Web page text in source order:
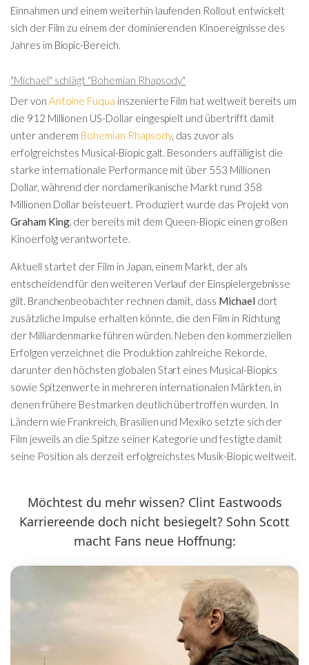
Einnahmen und einem weiterhin laufenden Rollout entwickelt
sich der Film zu einem der dominierenden Kinoereignisse des
Jahres im Biopic-Bereich.
"Michael" schlägt "Bohemian Rhapsody"
Der von Antoine Fuqua inszenierte Film hat weltweit bereits um
die 912 Millionen US-Dollar eingespielt und übertrifft damit
unter anderem Bohemian Rhapsody, das zuvor als
erfolgreichstes Musical-Biopic galt. Besonders auffällig ist die
starke internationale Performance mit über 553 Millionen
Dollar, während der nordamerikanische Markt rund 358
Millionen Dollar beisteuert. Produziert wurde das Projekt von
Graham King, der bereits mit dem Queen-Biopic einen großen
Kinoerfolg verantwortete.
Aktuell startet der Film in Japan, einem Markt, der als
entscheidend für den weiteren Verlauf der Einspielergebnisse
gilt. Branchenbeobachter rechnen damit, dass Michael dort
zusätzliche Impulse erhalten könnte, die den Film in Richtung
der Milliardenmarke führen würden. Neben den kommerziellen
Erfolgen verzeichnet die Produktion zahlreiche Rekorde,
darunter den höchsten globalen Start eines Musical-Biopics
sowie Spitzenwerte in mehreren internationalen Märkten, in
denen frühere Bestmarken deutlich übertroffen wurden. In
Ländern wie Frankreich, Brasilien und Mexiko setzte sich der
Film jeweils an die Spitze seiner Kategorie und festigte damit
seine Position als derzeit erfolgreichstes Musik-Biopic weltweit.
Möchtest du mehr wissen? Clint Eastwoods
Karriereende doch nicht besiegelt? Sohn Scott
macht Fans neue Hoffnung: